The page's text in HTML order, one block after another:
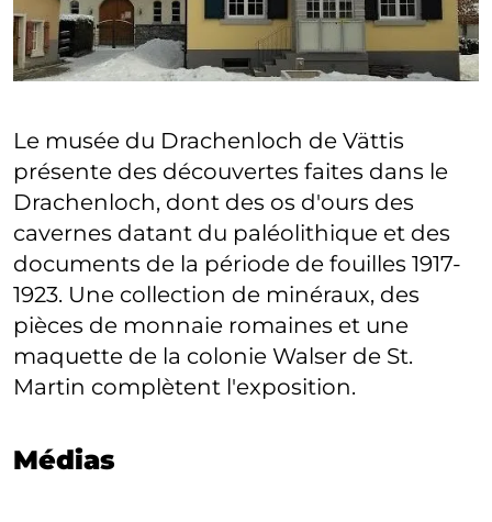
Le musée du Drachenloch de Vättis
présente des découvertes faites dans le
Drachenloch, dont des os d'ours des
cavernes datant du paléolithique et des
documents de la période de fouilles 1917-
1923. Une collection de minéraux, des
pièces de monnaie romaines et une
maquette de la colonie Walser de St.
Martin complètent l'exposition.
Médias